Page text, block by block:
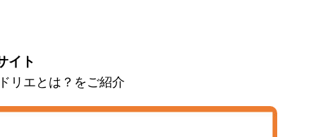
イト
リエとは？をご紹介